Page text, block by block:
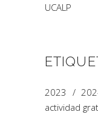
UCALP
2023
actividad